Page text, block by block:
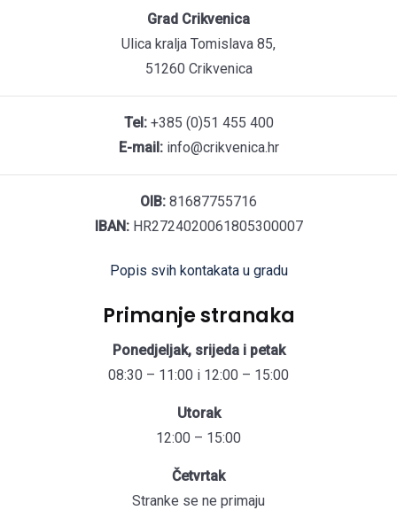
Grad Crikvenica
Ulica kralja Tomislava 85,
51260 Crikvenica
Tel:+385 (0)51 455 400
E-mail:info@crikvenica.hr
OIB: 81687755716
IBAN:HR2724020061805300007
Popis svih kontakata u gradu
Primanje stranaka
Ponedjeljak, srijeda i petak
08:30 – 11:00 i 12:00 – 15:00
Utorak
12:00 – 15:00
Četvrtak
Stranke se ne primaju